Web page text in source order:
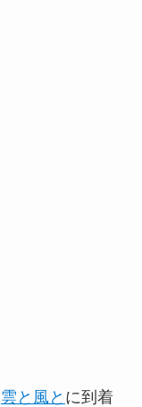
雲と風と に到着